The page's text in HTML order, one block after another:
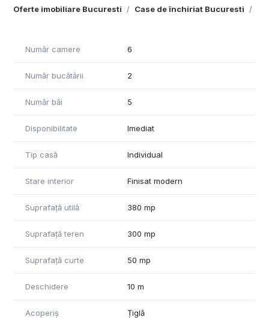
Oferte imobiliare Bucuresti Case de închiriat Bucuresti
conferinta, zona open space si 2 bai.
Etaj 2: open space pentru birouri si o baie.
Conditii de inchiriere: avans 1 luna + garantie 1 luna si
jumatate.
Pentru mai multe detalii sau programarea unei vizionari, nu
ezita sa ma contactezi.
Număr camere 6
Număr bucătării 2
Număr băi 5
Disponibilitate Imediat
Tip casă Individual
Stare interior Finisat modern
Suprafață utilă 380 mp
Suprafață teren 300 mp
Suprafață curte 50 mp
Deschidere 10 m
Acoperiș Țiglă